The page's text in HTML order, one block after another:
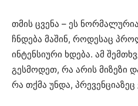
თმის ცვენა – ეს
ჩნდება მაშინ, როდესაც
ინტენსიური ხდება. ამ
გესმოდეთ, რა არის მიზეზი
რა თქმა უნდა, პრევენციაზეც